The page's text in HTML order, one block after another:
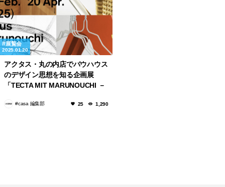
展覧会
2025.01.20
アクタス・丸の内店でバウハウス
のデザイン思想を知る企画展
「TECTA MIT MARUNOUCHI －
－」が開催！
#casa 編集部 25 1,290